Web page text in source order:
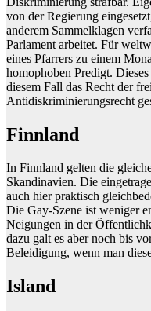
von der Regierung
anderem Sammelklagen
Parlament arbeitet. Für
eines Pfarrers zu einem
homophoben Predigt.
diesem Fall das Recht der
Antidiskriminierungsrecht
Finnland
In Finnland gelten die
Skandinavien. Die
auch hier praktisch
Die Gay-Szene ist weniger
Neigungen in der
dazu galt es aber noch bis
Beleidigung, wenn man
Island